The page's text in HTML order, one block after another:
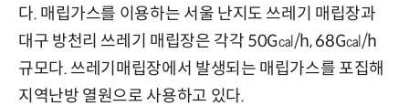
다. 매립가스를 이용하는 서울 난지도 쓰레기 매립장과
대구 방천리 쓰레기 매립장은 각각 50G㎈/h, 68G㎈/h
규모다. 쓰레기매립장에서 발생되는 매립가스를 포집해
지역난방 열원으로 사용하고 있다.